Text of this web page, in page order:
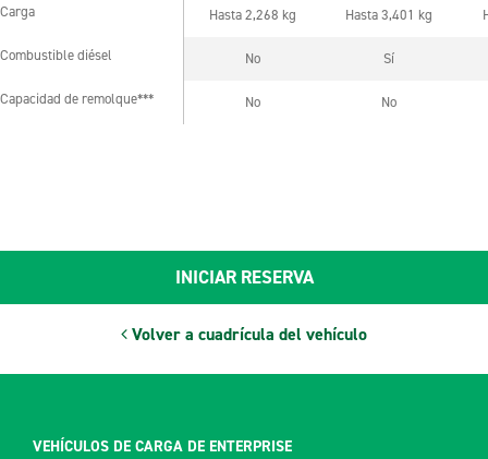
Carga Hasta 2,268 kg Hasta 3,401 kg
Combustible diésel No Sí
Capacidad de remolque*** No No
Carga
Combustible diésel
Capacidad de remolque***
Volver a cuadrícula del vehículo
INICIAR RESERVA
VEHÍCULOS DE CARGA DE ENTERPRISE